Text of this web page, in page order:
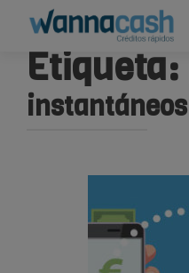
Etiqueta:
instantáneos